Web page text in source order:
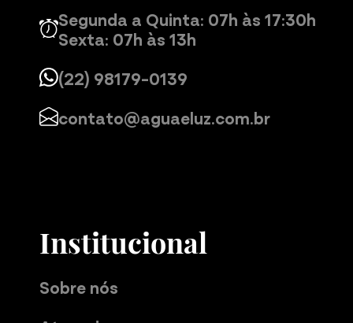
Segunda a Quinta: 07h às 17:30h
Sexta: 07h às 13h
(22) 98179-0139
contato@aguaeluz.com.br
Institucional
Sobre nós